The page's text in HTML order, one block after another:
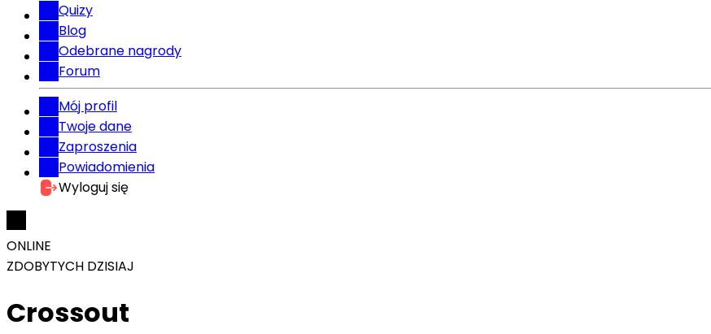
Quizy
Blog
Odebrane nagrody
Forum
Mój profil
Twoje dane
Zaproszenia
Powiadomienia
Wyloguj się
ONLINE
ZDOBYTYCH DZISIAJ
Crossout